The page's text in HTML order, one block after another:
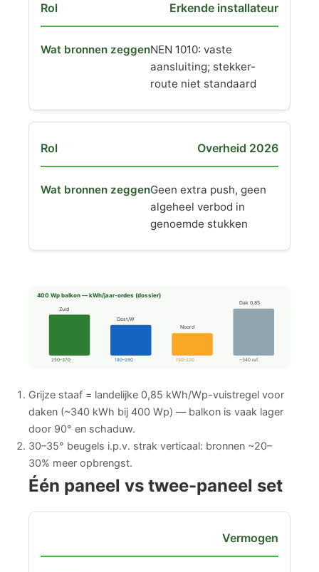
Erkende installateur
NEN 1010: vaste
aansluiting; stekker-
route niet standaard
Overheid 2026
Geen extra push, geen
algeheel verbod in
genoemde stukken
400 Wp balkon — kWh/jaar-ordes (dossier)
Zuid
250–370
Oost/W
180–280
Noord
150–220
Dak 0,85
~340 ref.
Grijze staaf = landelijke 0,85 kWh/Wp-vuistregel voor
daken (~340 kWh bij 400 Wp) — balkon is vaak lager
door 90° en schaduw.
30–35° beugels i.p.v. strak verticaal: bronnen ~20–
30% meer opbrengst.
Één paneel vs twee-paneel set
Vermogen